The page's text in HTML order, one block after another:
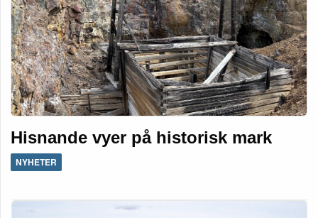
Hisnande vyer på historisk mark
NYHETER